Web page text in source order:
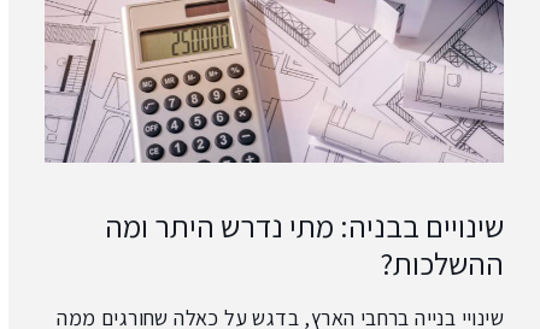
שינויים בבניה: מתי נדרש היתר ומה
ההשלכות?
שינויי בנייה ברחבי הארץ, בדגש על כאלה שחורגים ממה